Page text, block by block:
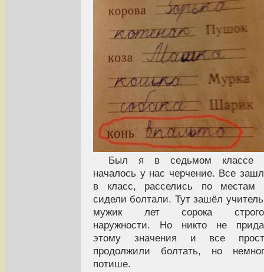
Был я в седьмом классе
началось у нас черчение. Все
в класс, расселись по местам
сидели болтали. Тут зашёл
мужик лет сорока
наружности. Но никто не
этому значения и все
продолжили болтать, но
потише.